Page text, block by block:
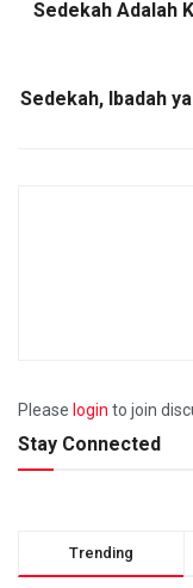
Sedekah Adalah
Sedekah, Ibadah
Please login to join
Stay Connected
Trending